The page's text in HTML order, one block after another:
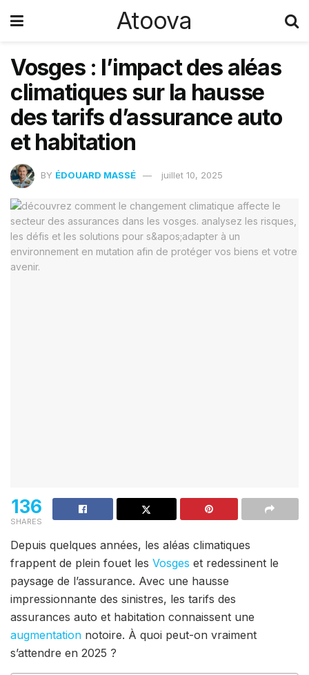
Atoova
Vosges : l’impact des aléas
climatiques sur la hausse
des tarifs d’assurance auto
et habitation
BY ÉDOUARD MASSÉ juillet 10, 2025
136
SHARES
Depuis quelques années, les aléas climatiques
frappent de plein fouet les Vosges et redessinent le
paysage de l’assurance. Avec une hausse
impressionnante des sinistres, les tarifs des
assurances auto et habitation connaissent une
augmentation notoire. À quoi peut-on vraiment
s’attendre en 2025 ?